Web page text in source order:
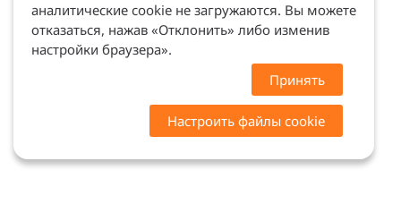
аналитические cookie не загружаются. Вы можете
отказаться, нажав «Отклонить» либо изменив
настройки браузера».
Принять
Настроить файлы cookie